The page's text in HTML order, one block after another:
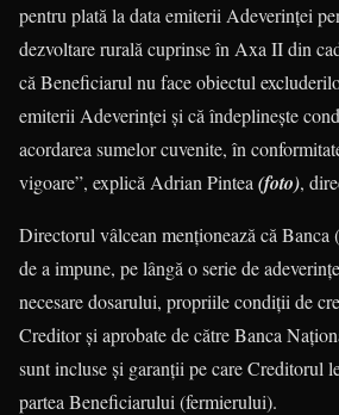
pentru plată la data emiterii Adeverinţei
dezvoltare rurală cuprinse în Axa II din
că Beneficiarul nu face obiectul
emiterii Adeverinţei şi că îndeplineşte
acordarea sumelor cuvenite, în
vigoare”, explică Adrian Pintea (foto),
Directorul vâlcean menţionează că Banca
de a impune, pe lângă o serie de
necesare dosarului, propriile condiţii de
Creditor şi aprobate de către Banca
sunt incluse şi garanţii pe care Creditorul
partea Beneficiarului (fermierului).